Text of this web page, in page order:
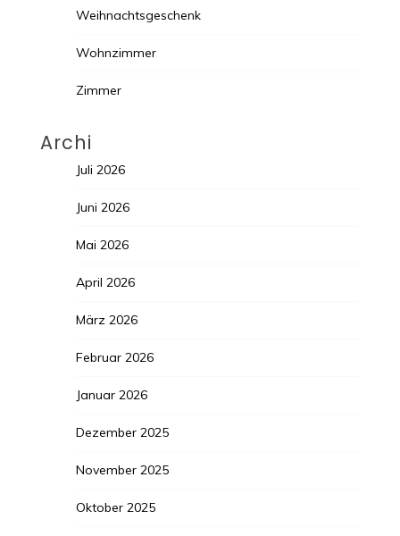
Weihnachtsgeschenk
Wohnzimmer
Zimmer
Archi
Juli 2026
Juni 2026
Mai 2026
April 2026
März 2026
Februar 2026
Januar 2026
Dezember 2025
November 2025
Oktober 2025